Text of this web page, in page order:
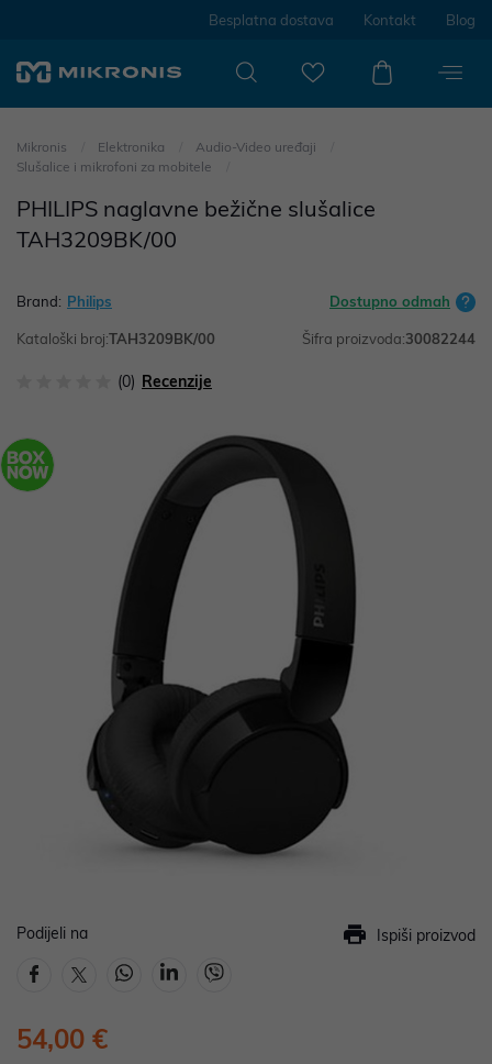
Besplatna dostava Kontakt Blog
Mikronis Elektronika
Audio-Video uređaji
Slušalice i mikrofoni za mobitele
PHILIPS naglavne bežične slušalice
TAH3209BK/00
Brand: Philips Dostupno odmah
Kataloški broj:TAH3209BK/00 Šifra proizvoda:30082244
(0) Recenzije
Podijeli na Ispiši proizvod
54,00 €